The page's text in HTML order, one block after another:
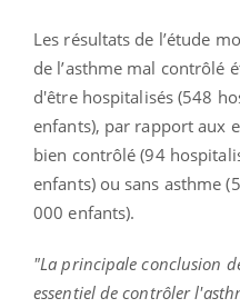
Les résultats de l’étude
de l’asthme mal contrôlé
d'être hospitalisés (548
enfants), par rapport aux
bien contrôlé (94
enfants) ou sans asthme
000 enfants).
"La principale conclusion
essentiel de contrôler